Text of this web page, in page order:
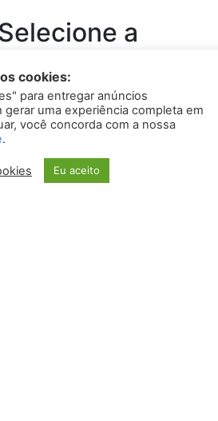
a
Vivo”
tela da câmera, você verá
“História” e “Ao Vivo”. Toque
para iniciar a transmissão ao
Feed for Developers
cookies:
para entregar anúncios
uma experiência completa em
você concorda com a nossa
.
Eu aceito